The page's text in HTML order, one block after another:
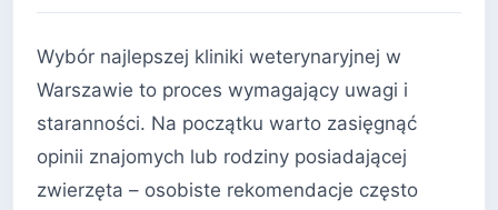
Wybór najlepszej kliniki weterynaryjnej w
Warszawie to proces wymagający uwagi i
staranności. Na początku warto zasięgnąć
opinii znajomych lub rodziny posiadającej
zwierzęta – osobiste rekomendacje często